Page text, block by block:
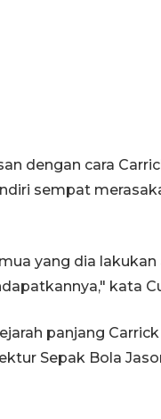
dengan cara
sempat
yang dia
kata
panjang
Sepak Bola